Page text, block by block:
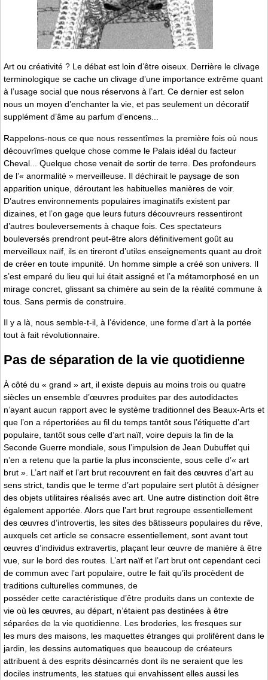
Art ou créativité ? Le débat est loin d’être oiseux. Derrière le clivage
terminologique se cache un clivage d’une importance extrême quant
à l’usage social que nous réservons à l’art. Ce dernier est selon
nous un moyen d’enchanter la vie, et pas seulement un décoratif
supplément d’âme au parfum d’encens...
Rappelons-nous ce que nous ressentîmes la première fois où nous
découvrîmes quelque chose comme le Palais idéal du facteur
Cheval... Quelque chose venait de sortir de terre. Des profondeurs
de l’« anormalité » merveilleuse. Il déchirait le paysage de son
apparition unique, déroutant les habituelles manières de voir.
D’autres environnements populaires imaginatifs existent par
dizaines, et l’on gage que leurs futurs découvreurs ressentiront
d’autres bouleversements à chaque fois. Ces spectateurs
bouleversés prendront peut-être alors définitivement goût au
merveilleux naïf, ils en tireront d’utiles enseignements quant au droit
de créer en toute impunité. Un homme simple a créé son univers. Il
s’est emparé du lieu qui lui était assigné et l’a métamorphosé en un
mirage concret, glissant sa chimère au sein de la réalité commune à
tous. Sans permis de construire.
Il y a là, nous semble-t-il, à l’évidence, une forme d’art à la portée
tout à fait révolutionnaire.
Pas de séparation de la vie quotidienne
À côté du « grand » art, il existe depuis au moins trois ou quatre
siècles un ensemble d’œuvres produites par des autodidactes
n’ayant aucun rapport avec le système traditionnel des Beaux-Arts et
que l’on a répertoriées au fil du temps tantôt sous l’étiquette d’art
populaire, tantôt sous celle d’art naïf, voire depuis la fin de la
Seconde Guerre mondiale, sous l’impulsion de Jean Dubuffet qui
n’en a retenu que la partie la plus inconsciente, sous celle d’« art
brut ». L’art naïf et l’art brut recouvrent en fait des œuvres d’art au
sens strict, tandis que le terme d’art populaire sert plutôt à désigner
des objets utilitaires réalisés avec art. Une autre distinction doit être
également apportée. Alors que l’art brut regroupe essentiellement
des œuvres d’introvertis, les sites des bâtisseurs populaires du rêve,
auxquels cet article se consacre essentiellement, sont avant tout
œuvres d’individus extravertis, plaçant leur œuvre de manière à être
vue, sur le bord des routes. L’art naïf et l’art brut ont cependant ceci
de commun avec l’art populaire, outre le fait qu’ils procèdent de
traditions culturelles communes, de
posséder cette caractéristique d’être produits dans un contexte de
vie où les œuvres, au départ, n’étaient pas destinées à être
séparées de la vie quotidienne. Les broderies, les fresques sur
les murs des maisons, les maquettes étranges qui prolifèrent dans le
jardin, les dessins automatiques que beaucoup de créateurs
attribuent à des esprits désincarnés dont ils ne seraient que les
dociles instruments, les statues qui envahissent elles aussi les